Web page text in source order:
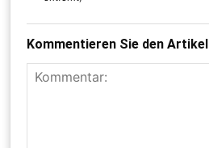
Kommentieren Sie den Artikel